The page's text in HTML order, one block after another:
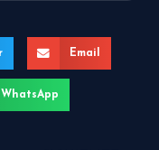
Email
WhatsApp